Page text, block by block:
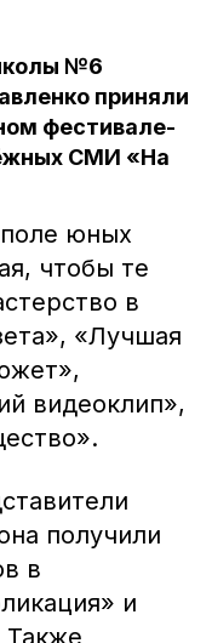
№6
приняли
фестивале-
СМИ «На
юных
чтобы те
в
«Лучшая
видеоклип»,
получили
в
и
Также